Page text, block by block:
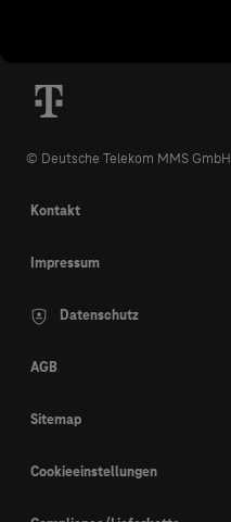
© Deutsche Telekom MMS GmbH
Kontakt
Impressum
Datenschutz
AGB
Sitemap
Cookieeinstellungen